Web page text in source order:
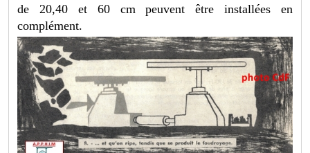
de 20,40 et 60 cm peuvent être installées en
complément.